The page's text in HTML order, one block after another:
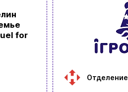
for
Отделение